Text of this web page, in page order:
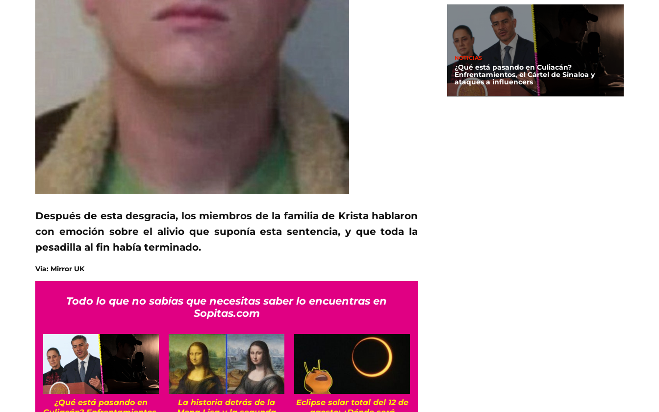
Después de esta desgracia, los miembros de la familia de Krista hablaron
con emoción sobre el alivio que suponía esta sentencia, y que toda la
pesadilla al fin había terminado.
Vía: Mirror UK
Todo lo que no sabías que necesitas saber lo encuentras en
Sopitas.com
¿Qué está pasando en
La historia detrás de la
Eclipse solar total del 12 de
NOTICIAS
¿Qué está pasando en Culiacán?
Enfrentamientos, el Cártel de Sinaloa y
ataques a influencers